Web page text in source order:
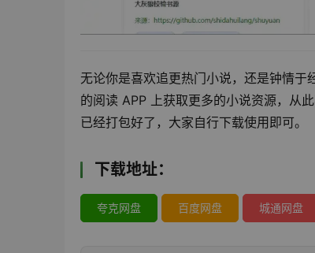
无论你是喜欢追更热门小说，还是钟情
的阅读 APP 上获取更多的小说资源，从
已经打包好了，大家自行下载使用即可。
下载地址：
夸克网盘 百度网盘 城通网盘